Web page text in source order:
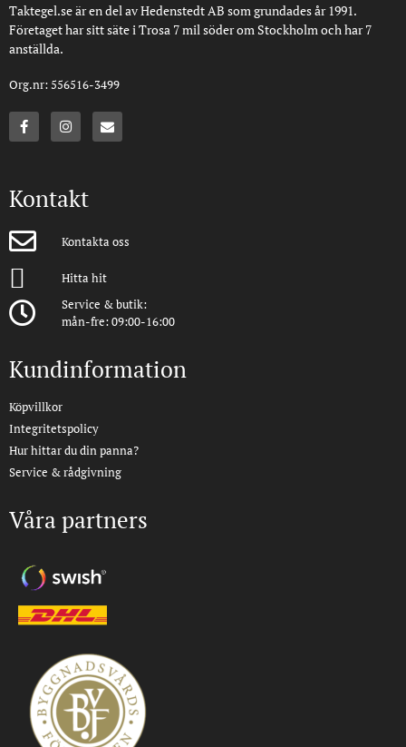
Taktegel.se är en del av Hedenstedt AB som grundades år 1991.
Företaget har sitt säte i Trosa 7 mil söder om Stockholm och har 7
anställda.
Org.nr: 556516-3499
Kontakt
Kontakta oss
Hitta hit
Service & butik:
mån-fre: 09:00-16:00
Kundinformation
Köpvillkor
Integritetspolicy
Hur hittar du din panna?
Service & rådgivning
Våra partners